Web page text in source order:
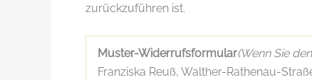
zurückzuführen ist.
Muster-Widerrufsformular(Wenn Sie
Franziska Reuß, Walther-Rathenau-